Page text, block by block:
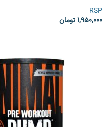
RSP
1,950,000تومان